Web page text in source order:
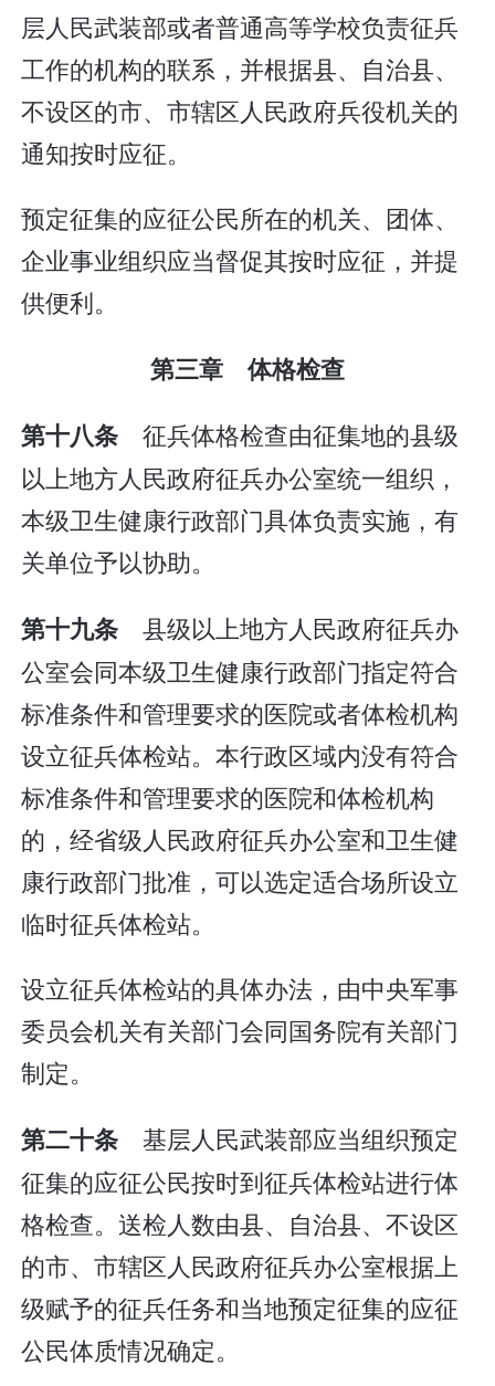
层人民武装部或者普通高等学校负责征兵
工作的机构的联系，并根据县、自治县、
不设区的市、市辖区人民政府兵役机关的
通知按时应征。
预定征集的应征公民所在的机关、团体、
企业事业组织应当督促其按时应征，并提
供便利。
第三章 体格检查
第十八条 征兵体格检查由征集地的县级
以上地方人民政府征兵办公室统一组织，
本级卫生健康行政部门具体负责实施，有
关单位予以协助。
第十九条 县级以上地方人民政府征兵办
公室会同本级卫生健康行政部门指定符合
标准条件和管理要求的医院或者体检机构
设立征兵体检站。本行政区域内没有符合
标准条件和管理要求的医院和体检机构
的，经省级人民政府征兵办公室和卫生健
康行政部门批准，可以选定适合场所设立
临时征兵体检站。
设立征兵体检站的具体办法，由中央军事
委员会机关有关部门会同国务院有关部门
制定。
第二十条 基层人民武装部应当组织预定
征集的应征公民按时到征兵体检站进行体
格检查。送检人数由县、自治县、不设区
的市、市辖区人民政府征兵办公室根据上
级赋予的征兵任务和当地预定征集的应征
公民体质情况确定。